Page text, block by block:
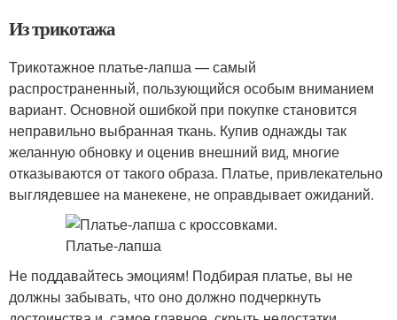
Из трикотажа
Трикотажное платье-лапша — самый
распространенный, пользующийся особым вниманием
вариант. Основной ошибкой при покупке становится
неправильно выбранная ткань. Купив однажды так
желанную обновку и оценив внешний вид, многие
отказываются от такого образа. Платье, привлекательно
выглядевшее на манекене, не оправдывает ожиданий.
Не поддавайтесь эмоциям! Подбирая платье, вы не
должны забывать, что оно должно подчеркнуть